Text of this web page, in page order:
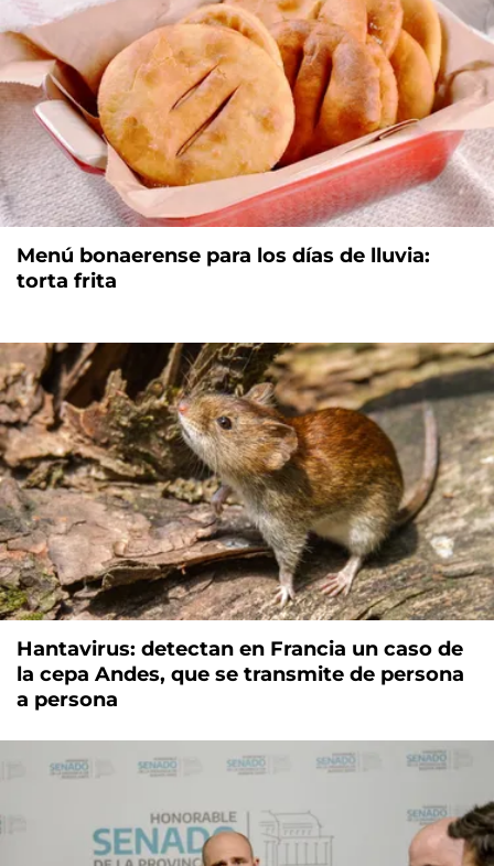
Menú bonaerense para los días de lluvia:
torta frita
Hantavirus: detectan en Francia un caso de
la cepa Andes, que se transmite de persona
a persona